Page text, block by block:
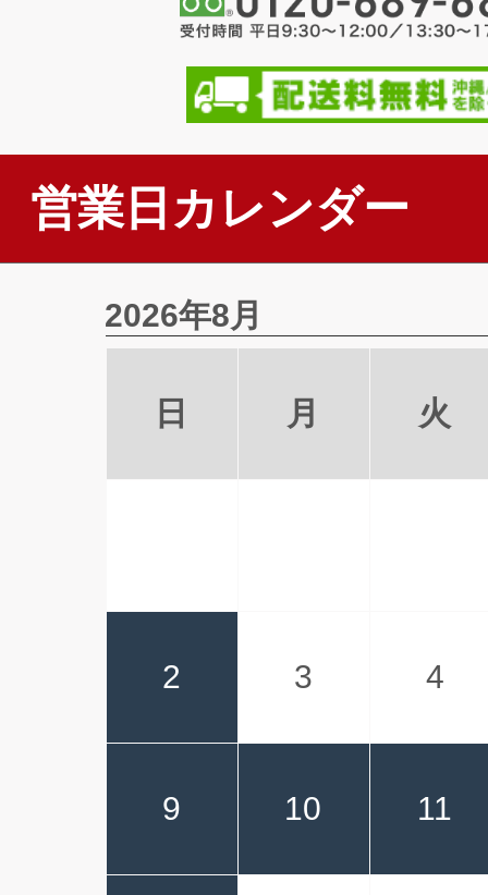
営業日カレンダー
2026年8月
日 月 火
2 3 4
9 10 11